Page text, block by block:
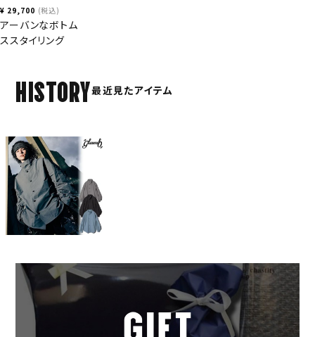
¥ 29,700 税込
アーバンなボトム
ススタイリング
HISTORY最近見たアイテム